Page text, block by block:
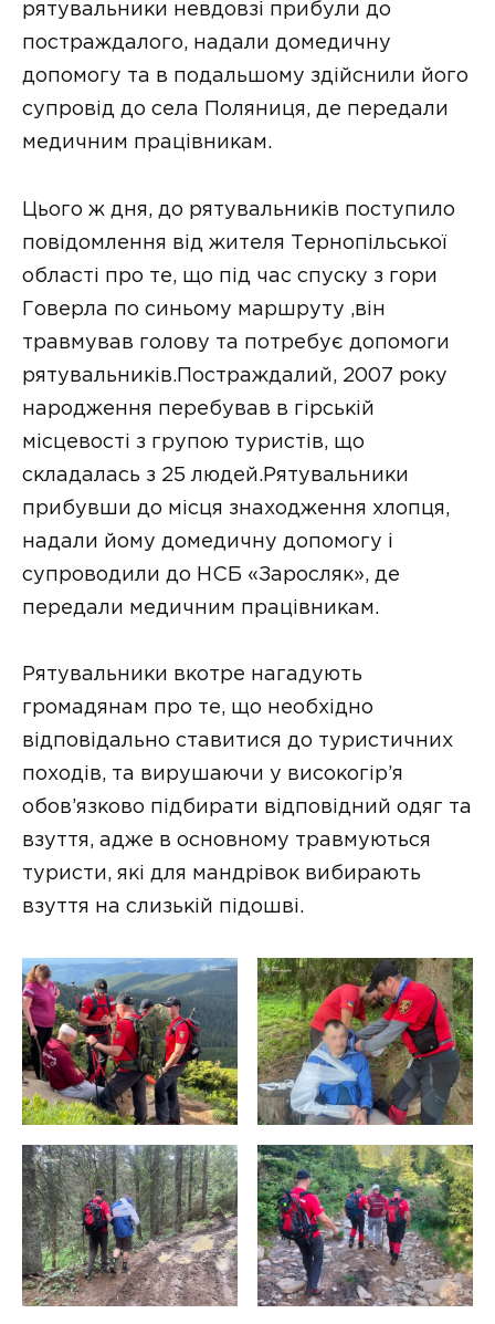
рятувальники невдовзі прибули до
постраждалого, надали домедичну
допомогу та в подальшому здійснили його
супровід до села Поляниця, де передали
медичним працівникам.
Цього ж дня, до рятувальників поступило
повідомлення від жителя Тернопільської
області про те, що під час спуску з гори
Говерла по синьому маршруту ,він
травмував голову та потребує допомоги
рятувальників.Постраждалий, 2007 року
народження перебував в гірській
місцевості з групою туристів, що
складалась з 25 людей.Рятувальники
прибувши до місця знаходження хлопця,
надали йому домедичну допомогу і
супроводили до НСБ «Заросляк», де
передали медичним працівникам.
Рятувальники вкотре нагадують
громадянам про те, що необхідно
відповідально ставитися до туристичних
походів, та вирушаючи у високогір’я
обов’язково підбирати відповідний одяг та
взуття, адже в основному травмуються
туристи, які для мандрівок вибирають
взуття на слизькій підошві.